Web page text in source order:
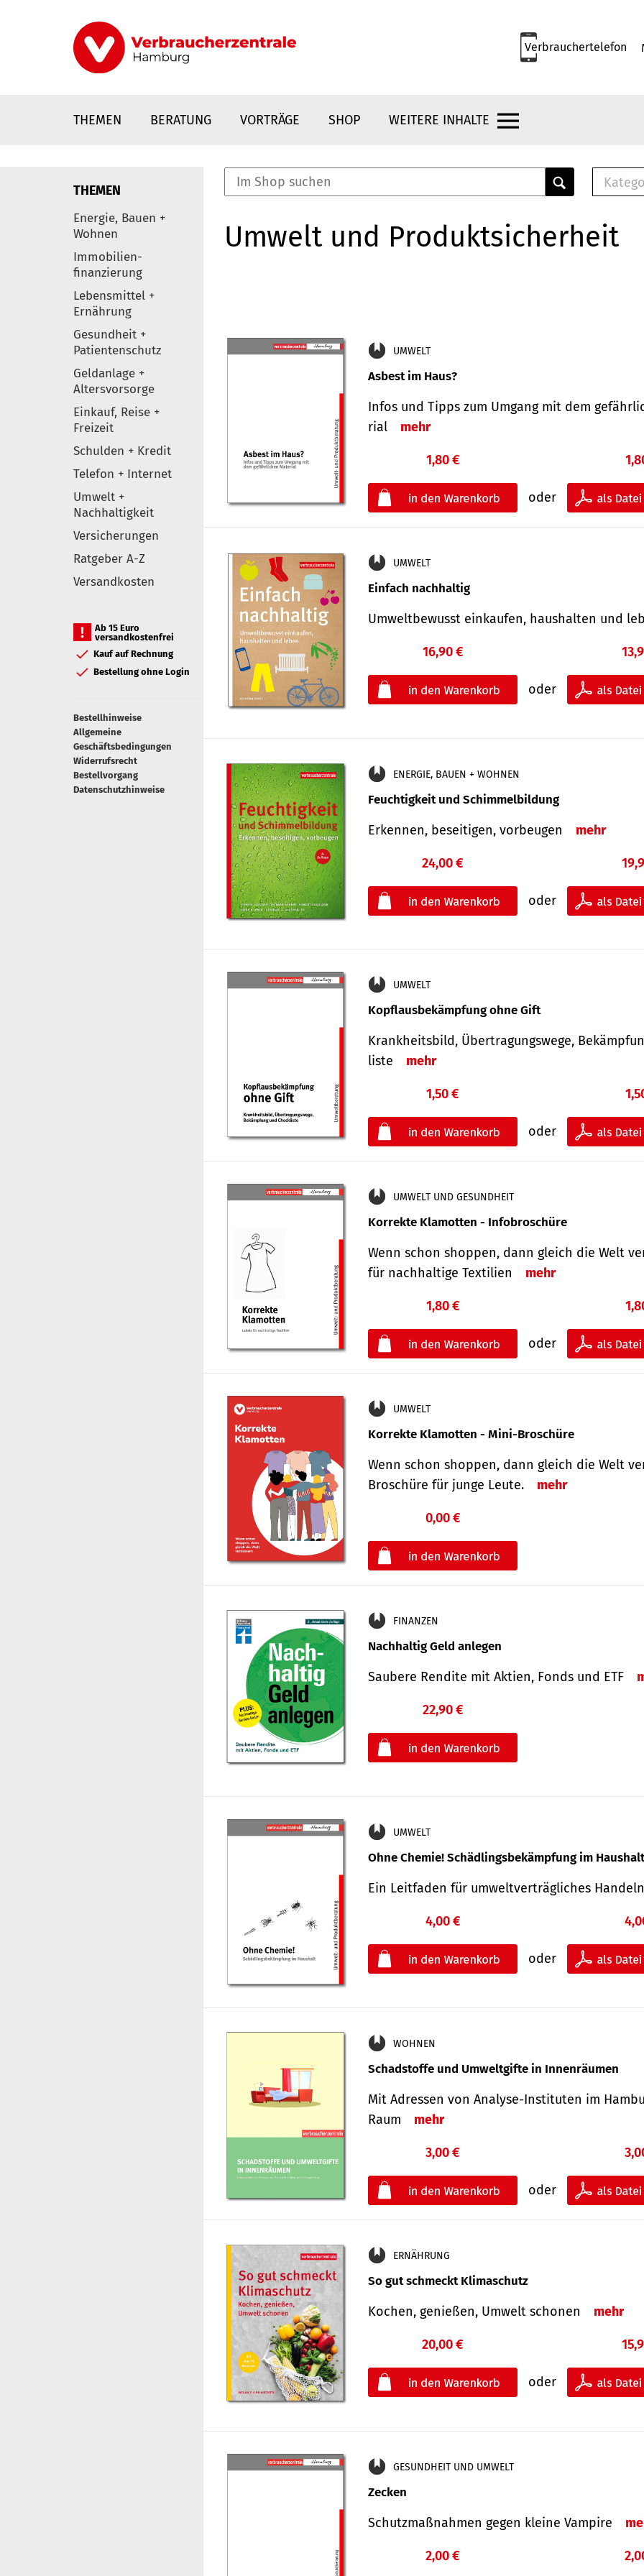
Verbrauchertelefon
THEMEN BERATUNG VORTRÄGE SHOP WEITERE INHALTE
Elemente
THEMEN
Energie, Bauen +
Wohnen
Immobilien-
finanzierung
Lebensmittel +
Ernährung
Gesundheit +
Patientenschutz
Geldanlage +
Altersvorsorge
Einkauf, Reise +
Freizeit
Schulden + Kredit
Telefon + Internet
Umwelt +
Nachhaltigkeit
Versicherungen
Ratgeber A-Z
Versandkosten
Ab 15 Euro
versandkostenfrei
Kauf auf Rechnung
Bestellung ohne Login
Bestellhinweise
Allgemeine
Geschäftsbedingungen
Widerrufsrecht
Bestellvorgang
Datenschutzhinweise
Umwelt und Produktsicherheit
UMWELT
Asbest im Haus?
Infos und Tipps zum Um­gang mit dem
rial
mehr
1,80 €
oder
UMWELT
Einfach nachhaltig
Umweltbewusst einkaufen, haushalten und
16,90 €
oder
ENERGIE, BAUEN + WOHNEN
Feuchtigkeit und Schimmelbildung
Erkennen, beseitigen, vorbeugen mehr
24,00 €
oder
UMWELT
Kopflausbekämpfung ohne Gift
Krankheits­bild, Übertra­gungs­wege,
liste
mehr
1,50 €
oder
UMWELT UND GESUNDHEIT
Korrekte Klamotten - Infobroschüre
Wenn schon shoppen, dann gleich die Welt
für nachhaltige Textilien
mehr
1,80 €
oder
UMWELT
Korrekte Klamotten - Mini-Broschüre
Wenn schon shoppen, dann gleich die Welt
Broschüre für junge Leute.
mehr
0,00 €
FINANZEN
Nachhaltig Geld anlegen
Saubere Rendite mit Aktien, Fonds und ETF
22,90 €
UMWELT
Ohne Chemie! Schädlingsbekämpfung im Haushalt
Ein Leitfaden für um­welt­ver­träg­liches Han­deln
4,00 €
oder
WOHNEN
Schadstoffe und Umweltgifte in Innenräumen
Mit Adressen von Analyse-Insti­tuten im
Raum
mehr
3,00 €
oder
ERNÄHRUNG
So gut schmeckt Klimaschutz
Kochen, genießen, Umwelt schonen mehr
20,00 €
oder
GESUNDHEIT UND UMWELT
Zecken
Schutz­maß­nahmen gegen kleine Vampire
2,00 €